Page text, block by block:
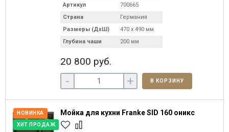
Артикул
700665
Страна
Германия
Размеры (ДхШ)
470 х 490 мм
Глубина чаши
200 мм
20 800 руб.
- + В КОРЗИНУ
НОВИНКА
ХИТ ПРОДАЖ
Мойка для кухни Franke SID 160 оникс